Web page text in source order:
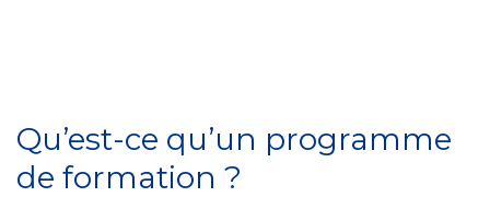
Qu’est-ce qu’un programme
de formation ?